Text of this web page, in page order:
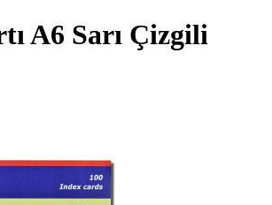
A6 Sarı Çizgili